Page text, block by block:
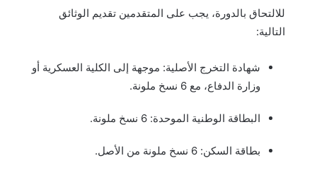
للالتحاق بالدورة، يجب على المتقدمين تقديم الوثائق
التالية:
شهادة التخرج الأصلية: موجهة إلى الكلية العسكرية أو
وزارة الدفاع، مع 6 نسخ ملونة.
البطاقة الوطنية الموحدة: 6 نسخ ملونة.
بطاقة السكن: 6 نسخ ملونة من الأصل.